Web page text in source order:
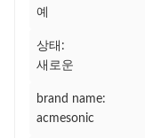
예
상태:
새로운
brand name:
acmesonic